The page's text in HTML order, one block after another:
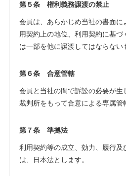
第５条 権利義務譲渡の禁止
会員は、あらかじめ当社の書面に
用契約上の地位、利用契約に基づ
は一部を他に譲渡してはならない
第６条 合意管轄
会員と当社の間で訴訟の必要が生
裁判所をもって合意による専属管
第７条 準拠法
利用契約等の成立、効力、履行及
は、日本法とします。